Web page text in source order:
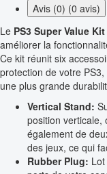
Avis (0) (0 avis)
Le PS3 Super Value Kit
améliorer la
Ce kit réunit six
protection de votre
une plus grande
Vertical Stand:
position verticale,
également de
des jeux, ce qui
Rubber Plug: